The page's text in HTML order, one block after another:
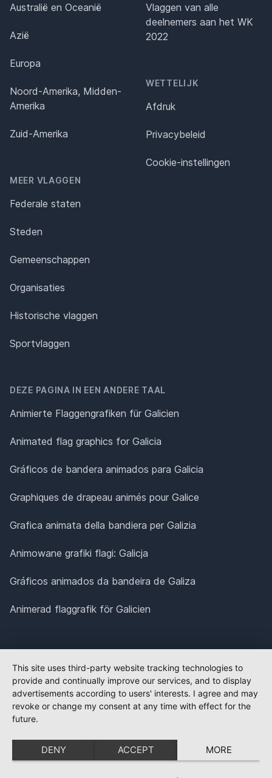
Australië en Oceanië
Azië
Europa
Noord-Amerika, Midden-
Amerika
Zuid-Amerika
MEER VLAGGEN
Federale staten
Steden
Gemeenschappen
Organisaties
Historische vlaggen
Sportvlaggen
Vlaggen van alle
deelnemers aan het WK
2022
WETTELIJK
Afdruk
Privacybeleid
Cookie-instellingen
DEZE PAGINA IN EEN ANDERE TAAL
Animierte Flaggengrafiken für Galicien
Animated flag graphics for Galicia
Gráficos de bandera animados para Galicia
Graphiques de drapeau animés pour Galice
Grafica animata della bandiera per Galizia
Animowane grafiki flagi: Galicja
Gráficos animados da bandeira de Galiza
Animerad flaggrafik för Galicien
This site uses third-party website tracking technologies to
provide and continually improve our services, and to display
advertisements according to users' interests. I agree and may
revoke or change my consent at any time with effect for the
future.
DENY ACCEPT MORE